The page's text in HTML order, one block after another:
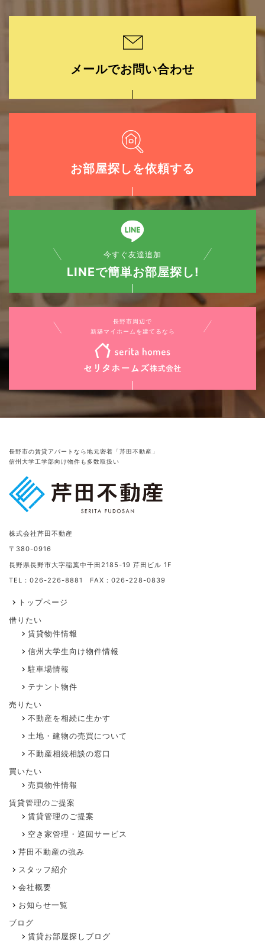
メールでお問い合わせ
お部屋探しを依頼する
今すぐ友達追加
LINEで簡単お部屋探し!
長野市周辺で
新築マイホームを建てるなら
長野市の賃貸アパートなら地元密着「芹田不動産」
信州大学工学部向け物件も多数取扱い
株式会社芹田不動産
〒380-0916
長野県長野市大字稲葉中千田2185-19 芹田ビル 1F
TEL：026-226-8881 FAX：026-228-0839
トップページ
借りたい
賃貸物件情報
信州大学生向け物件情報
駐車場情報
テナント物件
売りたい
不動産を相続に生かす
土地・建物の売買について
不動産相続相談の窓口
買いたい
売買物件情報
賃貸管理のご提案
賃貸管理のご提案
空き家管理・巡回サービス
芹田不動産の強み
スタッフ紹介
会社概要
お知らせ一覧
ブログ
賃貸お部屋探しブログ